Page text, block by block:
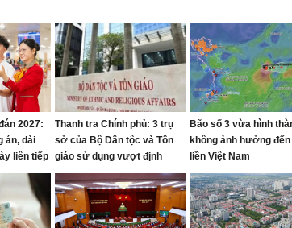
2027:
án, dài
liên tiếp
Thanh tra Chính phủ: 3 trụ
sở của Bộ Dân tộc và Tôn
giáo sử dụng vượt định
mức gần 2.000 m²
Bão số 3 vừa hình
không ảnh hưởng
liền Việt Nam